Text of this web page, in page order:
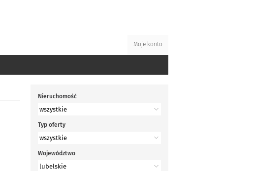
Moje konto
Nieruchomość
Typ oferty
Województwo